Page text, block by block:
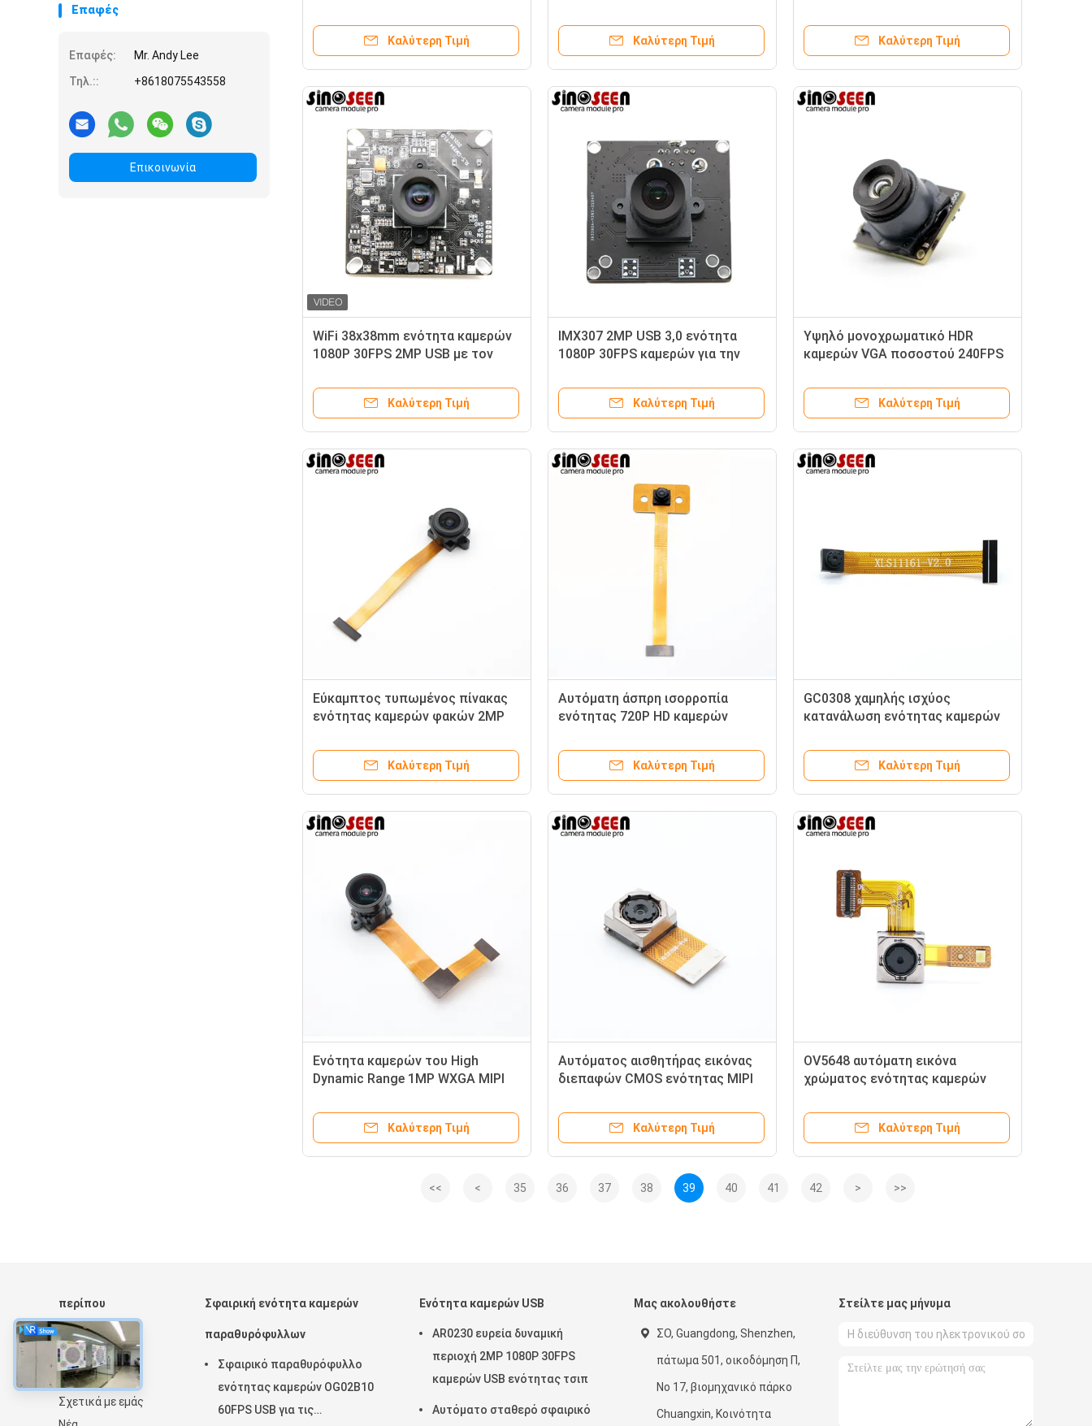
Επαφές
Επαφές:
Mr. Andy Lee
Τηλ.::
+8618075543558
Επικοινωνία
Καλύτερη Τιμή Καλύτερη Τιμή Καλύτερη Τιμή
WiFi 38x38mm ενότητα καμερών
1080P 30FPS 2MP USB με τον
Καλύτερη Τιμή
IMX307 2MP USB 3,0 ενότητα
1080P 30FPS καμερών για την
Καλύτερη Τιμή
Υψηλό μονοχρωματικό HDR
καμερών VGA ποσοστού 240FPS
παραθυρόφυλλο ενότητας
Καλύτερη Τιμή
Εύκαμπτος τυπωμένος πίνακας
ενότητας καμερών φακών 2MP
Καλύτερη Τιμή
Αυτόματη άσπρη ισορροπία
ενότητας 720P HD καμερών
Καλύτερη Τιμή
GC0308 χαμηλής ισχύος
κατανάλωση ενότητας καμερών
Καλύτερη Τιμή
Ενότητα καμερών του High
Dynamic Range 1MP WXGA MIPI
Καλύτερη Τιμή
Αυτόματος αισθητήρας εικόνας
διεπαφών CMOS ενότητας MIPI
Smartphone
Καλύτερη Τιμή
OV5648 αυτόματη εικόνα
χρώματος ενότητας καμερών
εξωτερικό φως λάμψης
Καλύτερη Τιμή
<< < 35 36 37 38 39 40 41 42 > >>
περίπου
Αρχική Σελίδα
Προϊόντα
Εμφάνιση VR
Σχετικά με εμάς
Σφαιρική ενότητα καμερών
παραθυρόφυλλων
Σφαιρικό παραθυρόφυλλο
ενότητας καμερών OG02B10
60FPS USB για τις
Ενότητα καμερών USB
AR0230 ευρεία δυναμική
περιοχή 2MP 1080P 30FPS
καμερών USB ενότητας τσιπ
Αυτόματο σταθερό σφαιρικό
Μας ακολουθήστε
ΣΟ, Guangdong, Shenzhen,
πάτωμα 501, οικοδόμηση Π,
Νο 17, βιομηχανικό πάρκο
Chuangxin, Κοινότητα
Στείλτε μας μήνυμα